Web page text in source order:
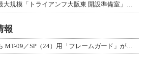
【トライアンフ】関西最大規模「トライアンフ大阪東 開設準備室」がオープン！ 限定
報
マジカルレーシングから MT-09／SP（24）用「フレームガード」が登場！